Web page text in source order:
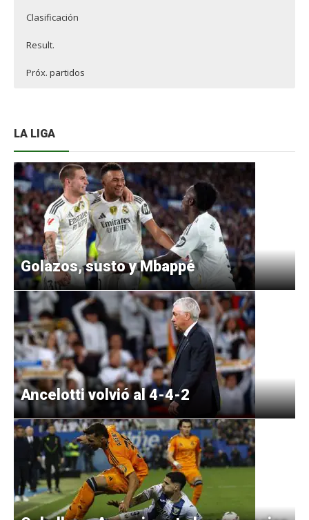
Clasificación
Result.
Próx. partidos
LA LIGA
Golazos, susto y Mbappé
Ancelotti volvió al 4-4-2